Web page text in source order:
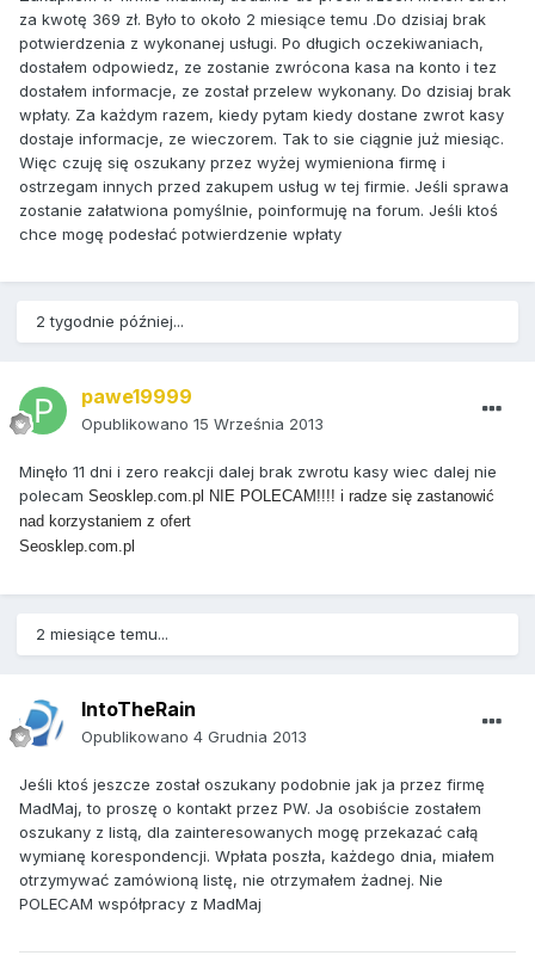
za kwotę 369 zł. Było to około 2 miesiące temu .Do dzisiaj brak
potwierdzenia z wykonanej usługi. Po długich oczekiwaniach,
dostałem odpowiedz, ze zostanie zwrócona kasa na konto i tez
dostałem informacje, ze został przelew wykonany. Do dzisiaj brak
wpłaty. Za każdym razem, kiedy pytam kiedy dostane zwrot kasy
dostaje informacje, ze wieczorem. Tak to sie ciągnie już miesiąc.
Więc czuję się oszukany przez wyżej wymieniona firmę i
ostrzegam innych przed zakupem usług w tej firmie. Jeśli sprawa
zostanie załatwiona pomyślnie, poinformuję na forum. Jeśli ktoś
chce mogę podesłać potwierdzenie wpłaty
2 tygodnie później...
pawe19999
Opublikowano 15 Września 2013
Minęło 11 dni i zero reakcji dalej brak zwrotu kasy wiec dalej nie
polecam Seosklep.com.pl NIE POLECAM!!!! i radze się zastanowić
nad korzystaniem z ofert
Seosklep.com.pl
2 miesiące temu...
IntoTheRain
Opublikowano 4 Grudnia 2013
Jeśli ktoś jeszcze został oszukany podobnie jak ja przez firmę
MadMaj, to proszę o kontakt przez PW. Ja osobiście zostałem
oszukany z listą, dla zainteresowanych mogę przekazać całą
wymianę korespondencji. Wpłata poszła, każdego dnia, miałem
otrzymywać zamówioną listę, nie otrzymałem żadnej. Nie
POLECAM współpracy z MadMaj